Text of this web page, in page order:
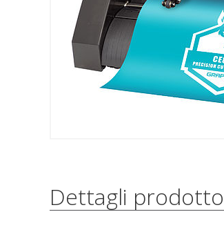
Dettagli prodotto